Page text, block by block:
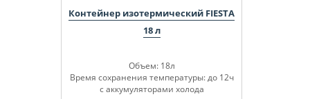
Контейнер изотермический FIESTA
18 л
Объем: 18л
Время сохранения температуры: до 12ч
с аккумуляторами холода